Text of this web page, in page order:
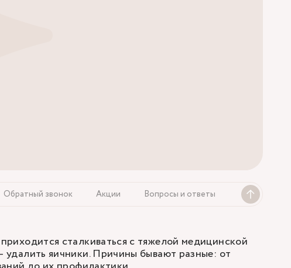
Обратный звонок Акции Вопросы и ответы
сталкиваться с тяжелой медицинской
яичники. Причины бывают разные: от